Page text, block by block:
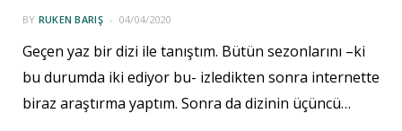
BY RUKEN BARIŞ 04/04/2020
Geçen yaz bir dizi ile tanıştım. Bütün sezonlarını –ki
bu durumda iki ediyor bu- izledikten sonra internette
biraz araştırma yaptım. Sonra da dizinin üçüncü…